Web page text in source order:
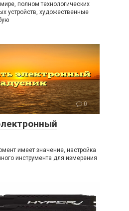
полном технологических
устройств, художественные
0
имеет значение, настройка
инструмента для измерения